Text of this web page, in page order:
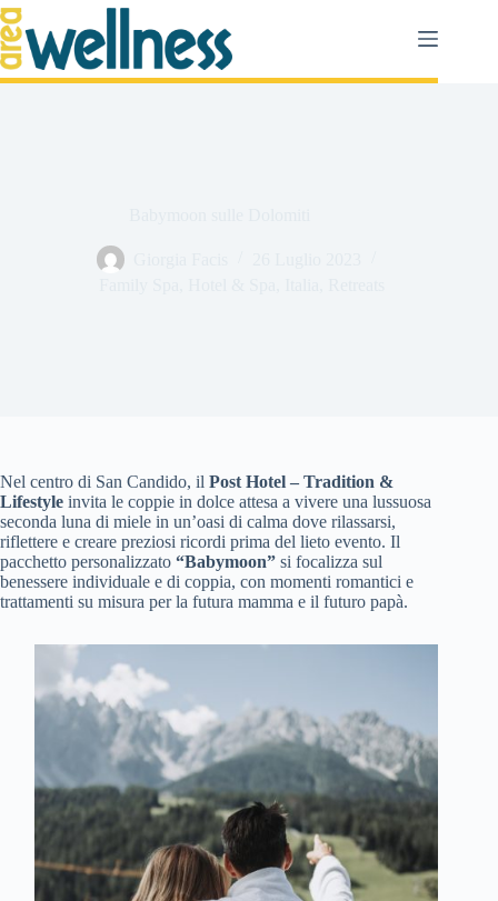
Salta
al
contenuto
Nel centro di San Candido, il Post Hotel – Tradition &
Lifestyle invita le coppie in dolce attesa a vivere una lussuosa
seconda luna di miele in un’oasi di calma dove rilassarsi,
riflettere e creare preziosi ricordi prima del lieto evento. Il
pacchetto personalizzato “Babymoon” si focalizza sul
benessere individuale e di coppia, con momenti romantici e
trattamenti su misura per la futura mamma e il futuro papà.